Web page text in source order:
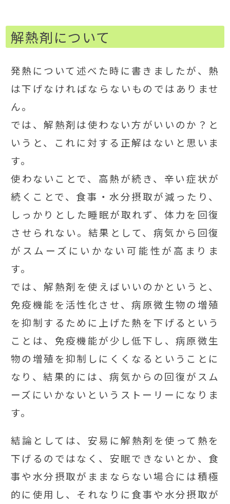
解熱剤について
発熱について述べた時に書きましたが、熱
は下げなければならないものではありませ
ん。
では、解熱剤は使わない方がいいのか？と
いうと、これに対する正解はないと思いま
す。
使わないことで、高熱が続き、辛い症状が
続くことで、食事・水分摂取が減ったり、
しっかりとした睡眠が取れず、体力を回復
させられない。結果として、病気から回復
がスムーズにいかない可能性が高まりま
す。
では、解熱剤を使えばいいのかというと、
免疫機能を活性化させ、病原微生物の増殖
を抑制するために上げた熱を下げるという
ことは、免疫機能が少し低下し、病原微生
物の増殖を抑制しにくくなるということに
なり、結果的には、病気からの回復がスム
ーズにいかないというストーリーになりま
す。
結論としては、安易に解熱剤を使って熱を
下げるのではなく、安眠できないとか、食
事や水分摂取がままならない場合には積極
的に使用し、それなりに食事や水分摂取が